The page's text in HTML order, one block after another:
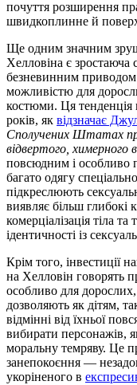
почуття розширення
швидкоплинне й
Ще одним значним
Хелловіна є зростаюча
безневинним приводом
можливістю для
костюми. Ця тенденція
років, як відзначає
Сполучених Штатах
відвертого, химерного
повсюдним і особливо
багато одягу
підкреслюють
виявляє більш глибокі
комерціалізація тіла
ідентичності із
Крім того, інвестиції
на Хелловін говорять
особливо для
дозволяють як дітям,
відмінні від їхньої
вибирати персонажів,
моральну темряву. Це
занепокоєння —
укоріненого в